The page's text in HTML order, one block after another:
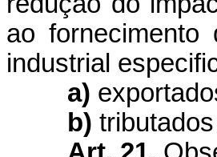
ao fornecimento
industrial
a)
b)